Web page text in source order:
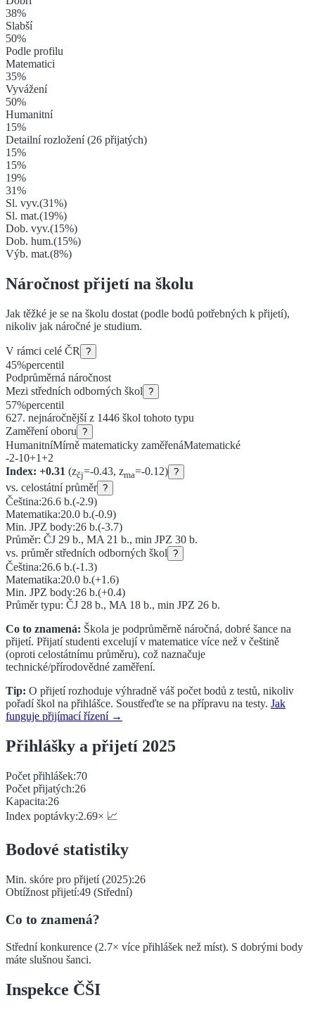
38%
Slabší
50%
Podle profilu
Matematici
35%
Vyvážení
50%
Humanitní
15%
Detailní rozložení (26 přijatých)
15%
15%
19%
31%
Sl. vyv.(31%)
Sl. mat.(19%)
Dob. vyv.(15%)
Dob. hum.(15%)
Výb. mat.(8%)
Náročnost přijetí na školu
Jak těžké je se na školu dostat (podle bodů potřebných k přijetí),
nikoliv jak náročné je studium.
V rámci celé ČR ?
45%percentil
Podprůměrná náročnost
Mezi středních odborných škol ?
57%percentil
627. nejnáročnější z 1446 škol tohoto typu
Zaměření oboru ?
HumanitníMírně matematicky zaměřenáMatematické
-2-10+1+2
Index: +0.31 (zčj=-0.43, zma=-0.12) ?
vs. celostátní průměr ?
Čeština:26.6 b.(-2.9)
Matematika:20.0 b.(-0.9)
Min. JPZ body:26 b.(-3.7)
Průměr: ČJ 29 b., MA 21 b., min JPZ 30 b.
vs. průměrstředních odborných škol ?
Čeština:26.6 b.(-1.3)
Matematika:20.0 b.(+1.6)
Min. JPZ body:26 b.(+0.4)
Průměr typu: ČJ 28 b., MA 18 b., min JPZ 26 b.
Co to znamená: Škola je podprůměrně náročná, dobré šance na
přijetí. Přijatí studenti excelují v matematice více než v češtině
(oproti celostátnímu průměru), což naznačuje
technické/přírodovědné zaměření.
Tip: O přijetí rozhoduje výhradně váš počet bodů z testů, nikoliv
pořadí škol na přihlášce. Soustřeďte se na přípravu na testy. Jak
funguje přijímací řízení →
Přihlášky a přijetí 2025
Počet přihlášek:70
Počet přijatých:26
Kapacita:26
Index poptávky:2.69× 📈
Bodové statistiky
Min. skóre pro přijetí (2025):26
Obtížnost přijetí:49 (Střední)
Co to znamená?
Střední konkurence (2.7× více přihlášek než míst). S dobrými body
máte slušnou šanci.
Inspekce ČŠI